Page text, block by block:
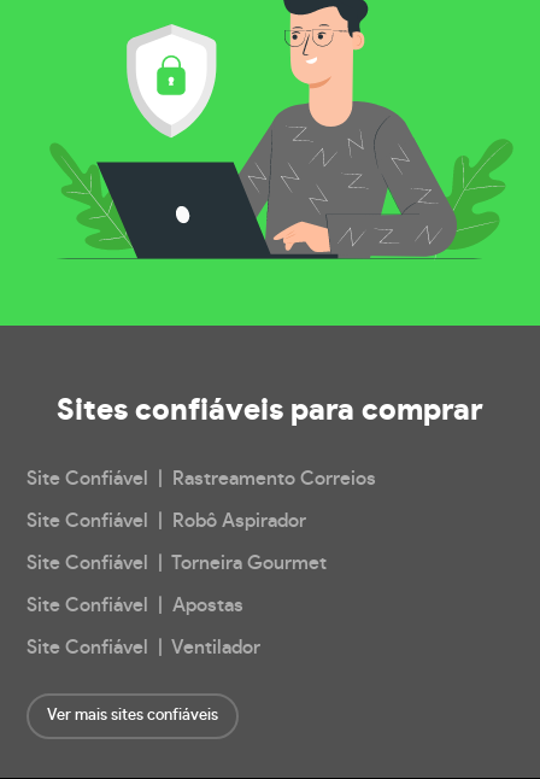
Sites confiáveis para comprar
Site Confiável | Rastreamento Correios
Site Confiável | Robô Aspirador
Site Confiável | Torneira Gourmet
Site Confiável | Apostas
Site Confiável | Ventilador
Ver mais sites confiáveis